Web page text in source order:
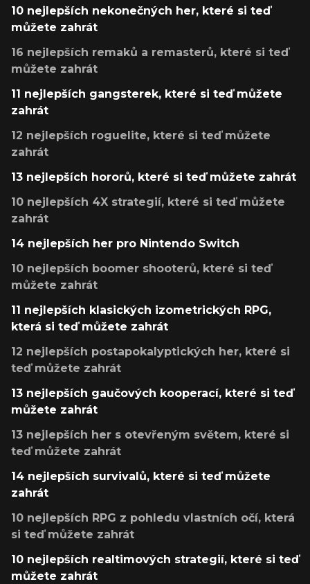
10 nejlepších nekonečných her, které si teď
můžete zahrát
16 nejlepších remaků a remasterů, které si teď
můžete zahrát
11 nejlepších gangsterek, které si teď můžete
zahrát
12 nejlepších roguelite, které si teď můžete
zahrát
13 nejlepších hororů, které si teď můžete zahrát
10 nejlepších 4X strategií, které si teď můžete
zahrát
14 nejlepších her pro Nintendo Switch
10 nejlepších boomer shooterů, které si teď
můžete zahrát
11 nejlepších klasických izometrických RPG,
která si teď můžete zahrát
12 nejlepších postapokalyptických her, které si
teď můžete zahrát
13 nejlepších gaučových kooperací, které si teď
můžete zahrát
13 nejlepších her s otevřeným světem, které si
teď můžete zahrát
14 nejlepších survivalů, které si teď můžete
zahrát
10 nejlepších RPG z pohledu vlastních očí, která
si teď můžete zahrát
10 nejlepších realtimových strategií, které si teď
můžete zahrát